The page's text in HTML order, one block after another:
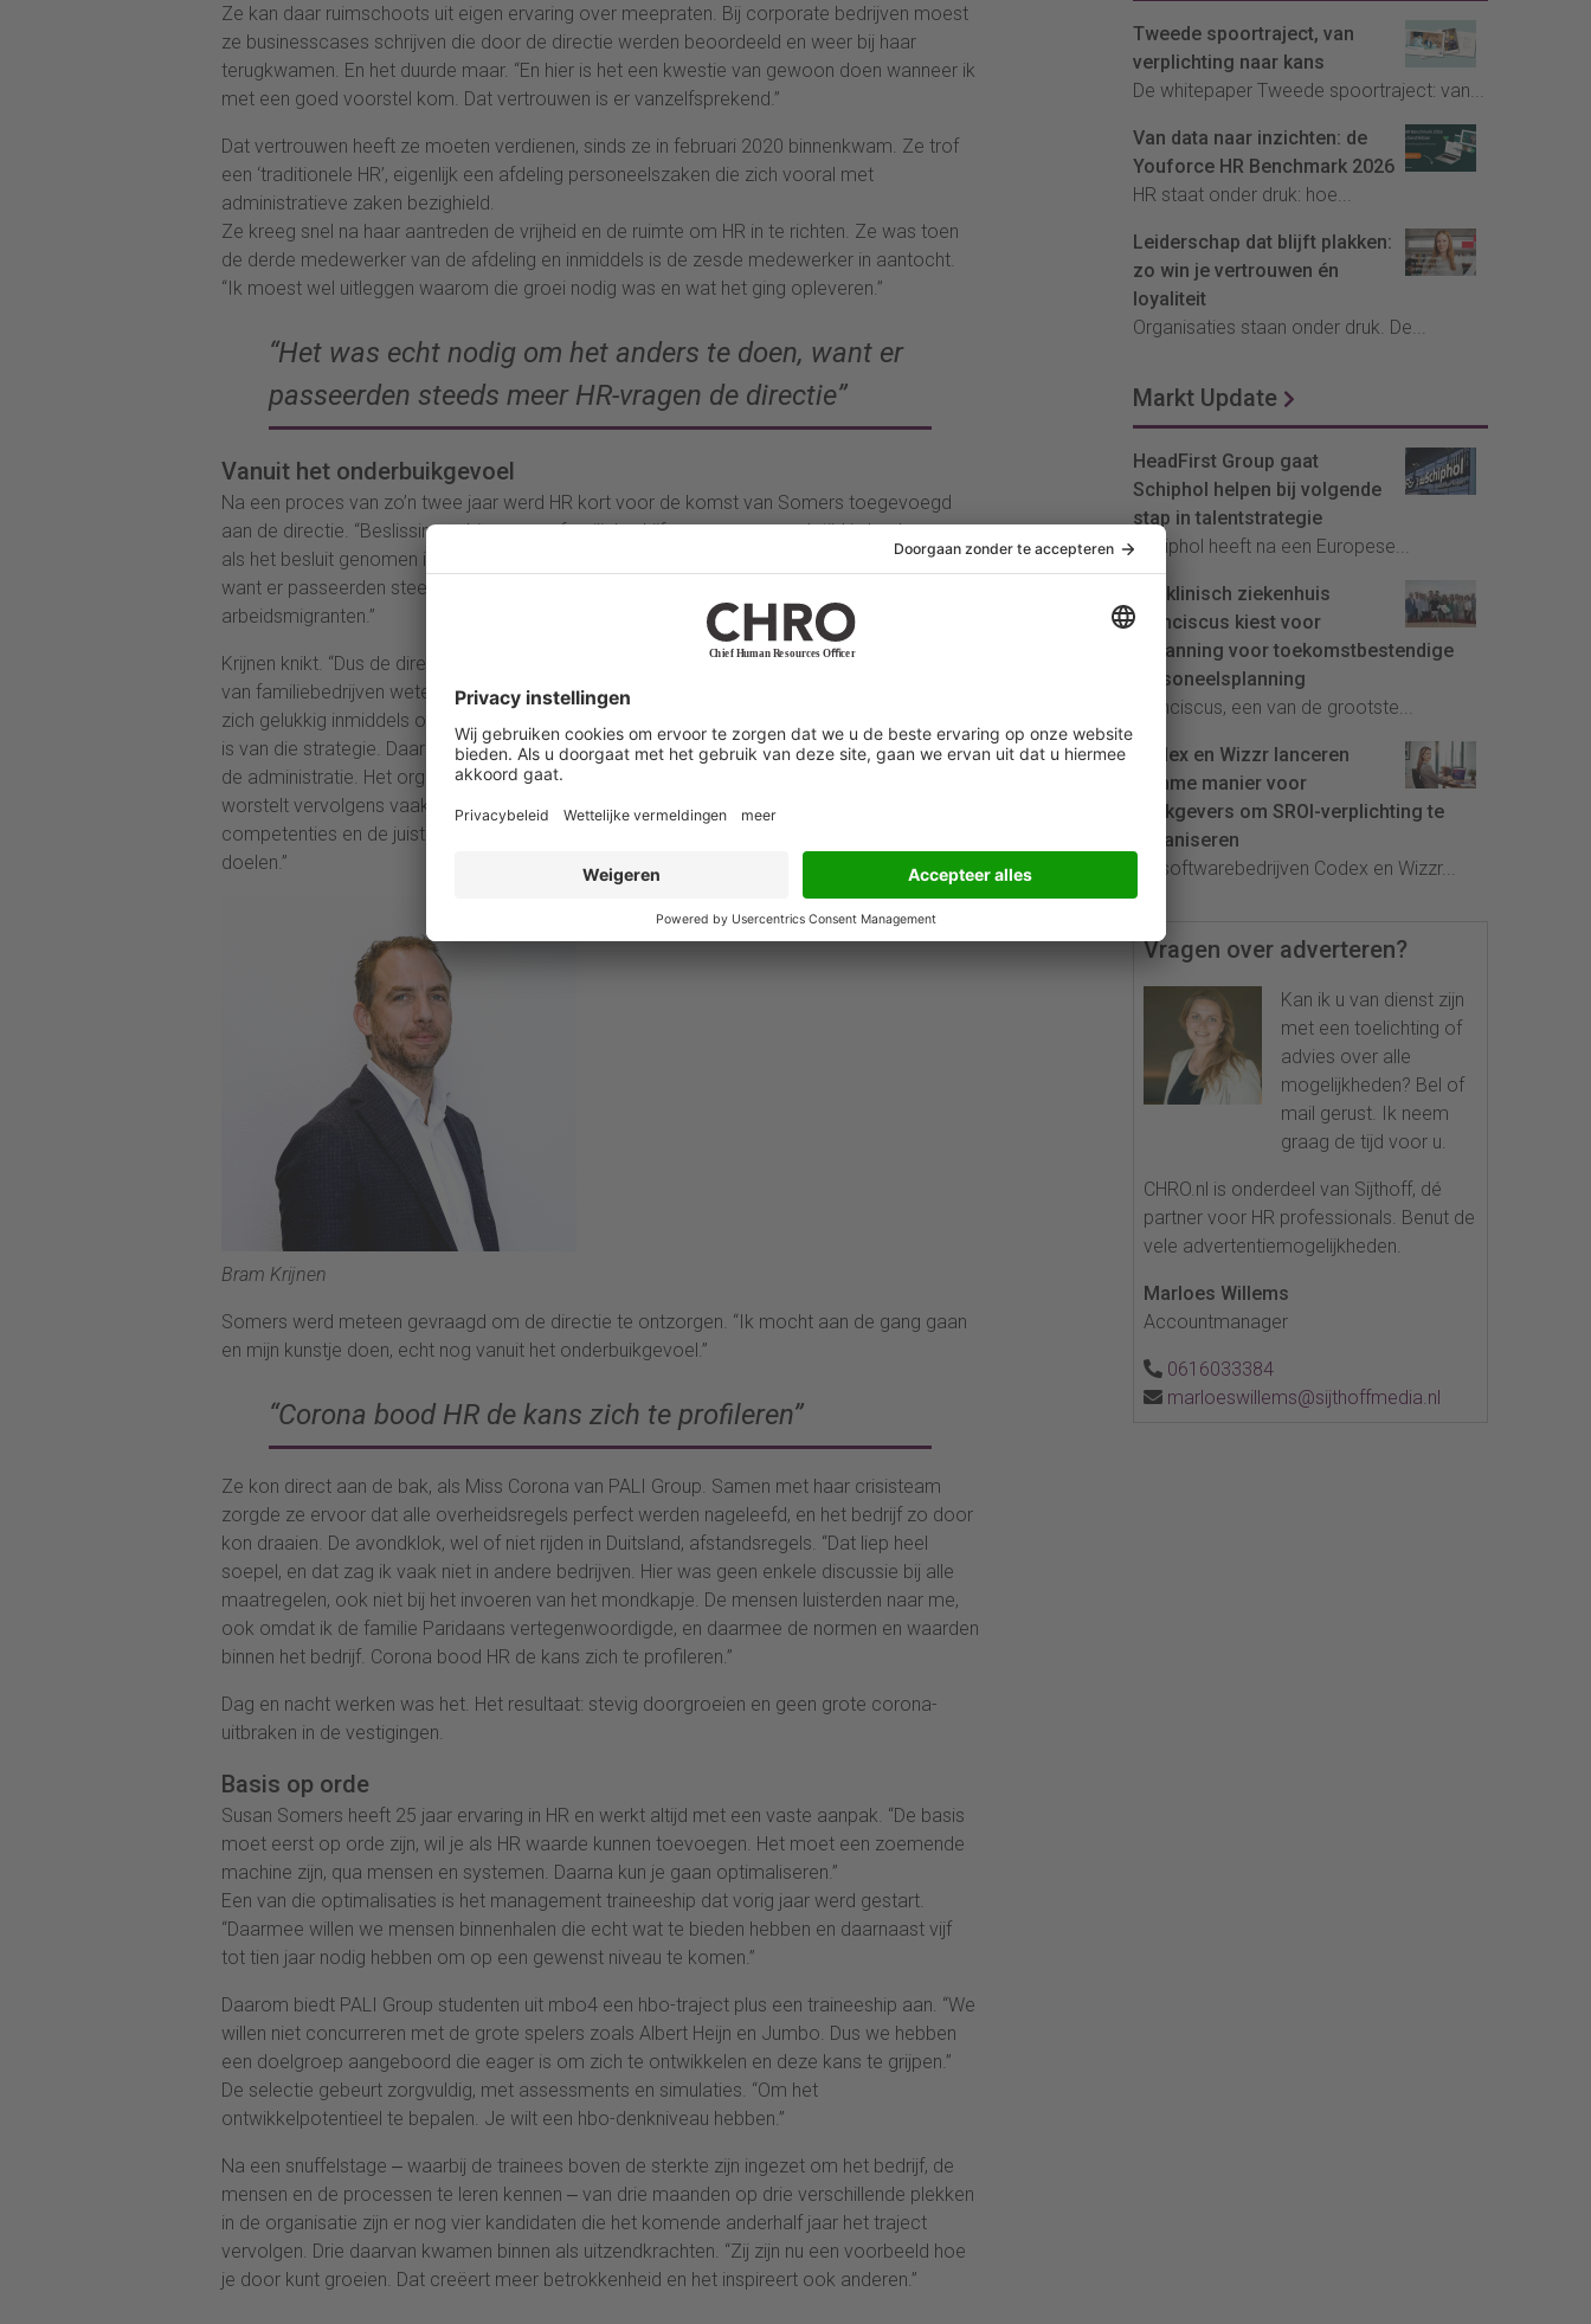
Ze kan daar ruimschoots uit eigen ervaring over meepraten. Bij corporate bedrijven moest
ze businesscases schrijven die door de directie werden beoordeeld en weer bij haar
terugkwamen. En het duurde maar. “En hier is het een kwestie van gewoon doen wanneer ik
met een goed voorstel kom. Dat vertrouwen is er vanzelfsprekend.”
Dat vertrouwen heeft ze moeten verdienen, sinds ze in februari 2020 binnenkwam. Ze trof
een ‘traditionele HR’, eigenlijk een afdeling personeelszaken die zich vooral met
administratieve zaken bezighield.
Ze kreeg snel na haar aantreden de vrijheid en de ruimte om HR in te richten. Ze was toen
de derde medewerker van de afdeling en inmiddels is de zesde medewerker in aantocht.
“Ik moest wel uitleggen waarom die groei nodig was en wat het ging opleveren.”
“Het was echt nodig om het anders te doen, want er
passeerden steeds meer HR-vragen de directie”
Vanuit het onderbuikgevoel
Na een proces van zo’n twee jaar werd HR kort voor de komst van Somers toegevoegd
aan de directie. “Beslissingen binnen een familiebedrijf nemen soms ook tijd in beslag, maar
als het besluit genomen is dan gaan we ervoor. Het was echt nodig om het anders te doen,
want er passeerden steeds meer HR-vragen de directie. Kwesties als personeelskrapte en
arbeidsmigranten.”
Krijnen knikt. “Dus de directie zoekt dan hulp, dat zie je overal gebeuren in het mkb. Directies
van familiebedrijven weten vaak heel goed waar ze strategisch heen willen. Men realiseert
zich gelukkig inmiddels ook dat het hoofdstuk ‘people focus’ ook een essentieel onderdeel
is van die strategie. Daar hoort vaak een hoger volwassenheidsniveau van HR bij, weg van
de administratie. Het organiseren van ‘people focus’ is makkelijk gezegd maar men
worstelt vervolgens vaak met de ‘hoe-vraag. Het inrichten van een HR-team met de juiste
competenties en de juiste partners is dan ook essentieel voor het behalen van strategische
doelen.”
Bram Krijnen
Somers werd meteen gevraagd om de directie te ontzorgen. “Ik mocht aan de gang gaan
en mijn kunstje doen, echt nog vanuit het onderbuikgevoel.”
“Corona bood HR de kans zich te profileren”
Ze kon direct aan de bak, als Miss Corona van PALI Group. Samen met haar crisisteam
zorgde ze ervoor dat alle overheidsregels perfect werden nageleefd, en het bedrijf zo door
kon draaien. De avondklok, wel of niet rijden in Duitsland, afstandsregels. “Dat liep heel
soepel, en dat zag ik vaak niet in andere bedrijven. Hier was geen enkele discussie bij alle
maatregelen, ook niet bij het invoeren van het mondkapje. De mensen luisterden naar me,
ook omdat ik de familie Paridaans vertegenwoordigde, en daarmee de normen en waarden
binnen het bedrijf. Corona bood HR de kans zich te profileren.”
Dag en nacht werken was het. Het resultaat: stevig doorgroeien en geen grote corona-
uitbraken in de vestigingen.
Basis op orde
Susan Somers heeft 25 jaar ervaring in HR en werkt altijd met een vaste aanpak. “De basis
moet eerst op orde zijn, wil je als HR waarde kunnen toevoegen. Het moet een zoemende
machine zijn, qua mensen en systemen. Daarna kun je gaan optimaliseren.”
Een van die optimalisaties is het management traineeship dat vorig jaar werd gestart.
“Daarmee willen we mensen binnenhalen die echt wat te bieden hebben en daarnaast vijf
tot tien jaar nodig hebben om op een gewenst niveau te komen.”
Daarom biedt PALI Group studenten uit mbo4 een hbo-traject plus een traineeship aan. “We
willen niet concurreren met de grote spelers zoals Albert Heijn en Jumbo. Dus we hebben
een doelgroep aangeboord die eager is om zich te ontwikkelen en deze kans te grijpen.”
De selectie gebeurt zorgvuldig, met assessments en simulaties. “Om het
ontwikkelpotentieel te bepalen. Je wilt een hbo-denkniveau hebben.”
Na een snuffelstage ‒ waarbij de trainees boven de sterkte zijn ingezet om het bedrijf, de
mensen en de processen te leren kennen ‒ van drie maanden op drie verschillende plekken
in de organisatie zijn er nog vier kandidaten die het komende anderhalf jaar het traject
vervolgen. Drie daarvan kwamen binnen als uitzendkrachten. “Zij zijn nu een voorbeeld hoe
je door kunt groeien. Dat creëert meer betrokkenheid en het inspireert ook anderen.”
Tweede spoortraject, van
verplichting naar kans
De whitepaper Tweede spoortraject: van...
Van data naar inzichten: de
Youforce HR Benchmark 2026
HR staat onder druk: hoe...
Leiderschap dat blijft plakken:
zo win je vertrouwen én
loyaliteit
Organisaties staan onder druk. De...
Markt Update
HeadFirst Group gaat
Schiphol helpen bij volgende
stap in talentstrategie
Schiphol heeft na een Europese...
Topklinisch ziekenhuis
Franciscus kiest voor
InPlanning voor toekomstbestendige
personeelsplanning
Franciscus, een van de grootste...
Codex en Wizzr lanceren
slimme manier voor
werkgevers om SROI-verplichting te
organiseren
De softwarebedrijven Codex en Wizzr...
Vragen over adverteren?
Kan ik u van dienst zijn
met een toelichting of
advies over alle
mogelijkheden? Bel of
mail gerust. Ik neem
graag de tijd voor u.
CHRO.nl is onderdeel van Sijthoff, dé
partner voor HR professionals. Benut de
vele advertentiemogelijkheden.
Marloes Willems
Accountmanager
0616033384
marloeswillems@sijthoffmedia.nl